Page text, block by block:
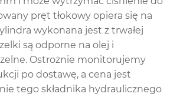
pręt tłokowy opiera się na
wykonana jest z trwałej
są odporne na olej i
Ostrożnie monitorujemy
po dostawę, a cena jest
tego składnika hydraulicznego